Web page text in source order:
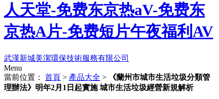
人天堂-免费东京热aV-免费东
京热A片-免费短片午夜福利AV
武漢新城美潔環保技術服務有限公司
Menu
當前位置：
首頁 > 產品大全 >
《蘭州市城市生活垃圾分類管
理辦法》明年2月1日起實施 城市生活垃圾經營新規解析